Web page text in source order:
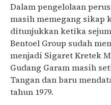
Dalam pengelolaan
masih memegang sikap
ditunjukkan ketika
Bentoel Group sudah
menjadi Sigaret Kretek
Gudang Garam masih
Tangan dan baru
tahun 1979.